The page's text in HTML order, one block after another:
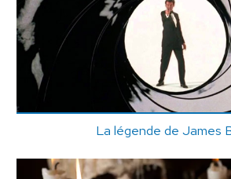
La légende de James